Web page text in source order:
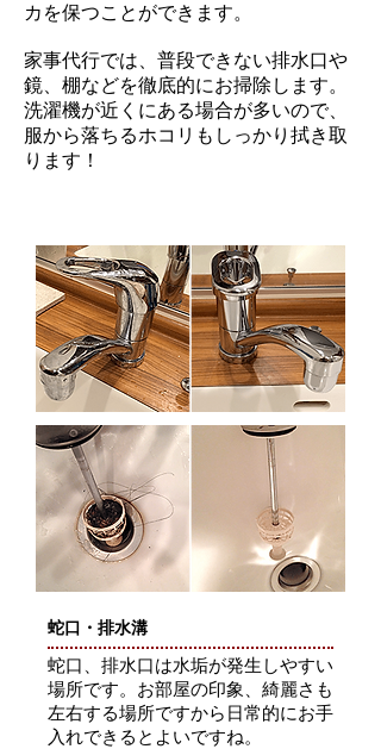
カを保つことができます。
家事代行では、普段できない排水口や
鏡、棚などを徹底的にお掃除します。
洗濯機が近くにある場合が多いので、
服から落ちるホコリもしっかり拭き取
ります！
蛇口・排水溝
蛇口、排水口は水垢が発生しやすい
場所です。お部屋の印象、綺麗さも
左右する場所ですから日常的にお手
入れできるとよいですね。